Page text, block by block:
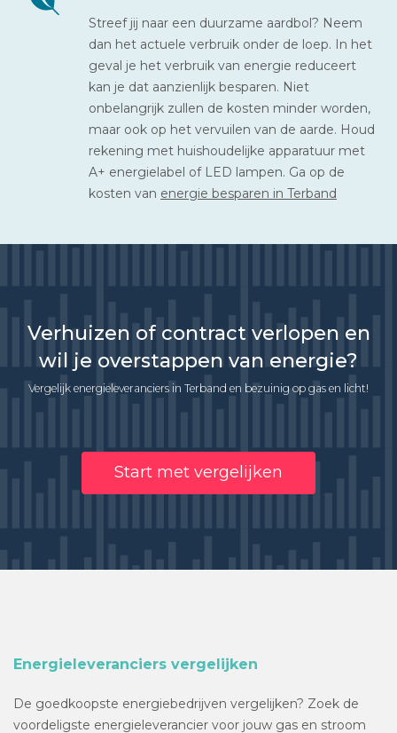
Streef jij naar een duurzame aardbol? Neem
dan het actuele verbruik onder de loep. In het
geval je het verbruik van energie reduceert
kan je dat aanzienlijk besparen. Niet
onbelangrijk zullen de kosten minder worden,
maar ook op het vervuilen van de aarde. Houd
rekening met huishoudelijke apparatuur met
A+ energielabel of LED lampen. Ga op de
kosten van energie besparen in Terband
Verhuizen of contract verlopen en
wil je overstappen van energie?
Vergelijk energieleveranciers in Terband en bezuinig op gas en licht!
Start met vergelijken
Energieleveranciers vergelijken
De goedkoopste energiebedrijven vergelijken? Zoek de
voordeligste energieleverancier voor jouw gas en stroom